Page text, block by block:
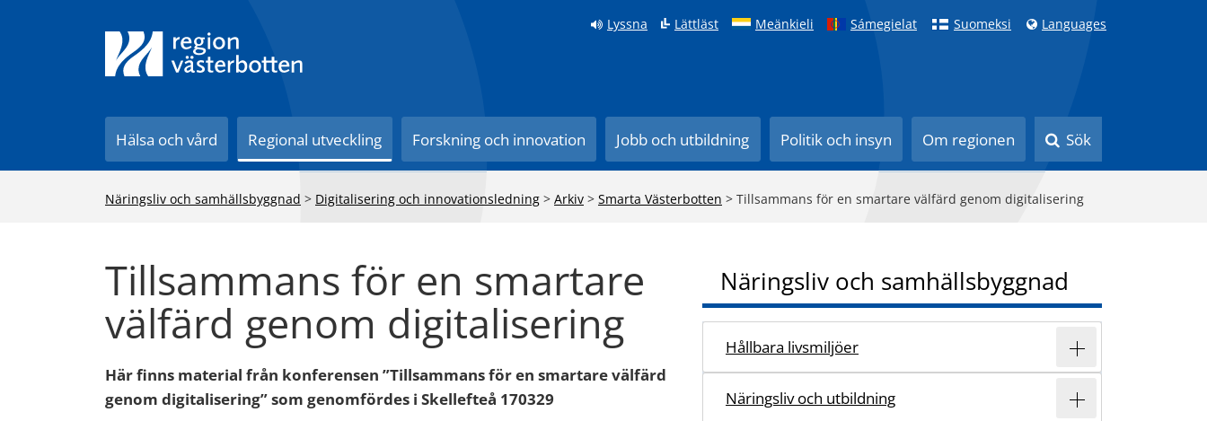
Lyssna Lättläst Meänkieli Sámegielat Suomeksi Languages
Hälsa och vård Regional utveckling Forskning och innovation Jobb och utbildning Politik och insyn Om regionen Sök
Näringsliv och samhällsbyggnad > Digitalisering och innovationsledning > Arkiv > Smarta Västerbotten > Tillsammans för en smartare välfärd genom digitalisering
Tillsammans för en smartare
välfärd genom digitalisering
Här finns material från konferensen ”Tillsammans för en smartare välfärd
genom digitalisering” som genomfördes i Skellefteå 170329
Näringsliv och samhällsbyggnad
Hållbara livsmiljöer
Näringsliv och utbildning